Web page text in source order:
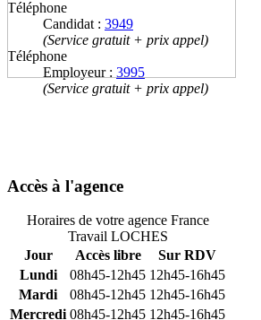
Téléphone
Candidat : 3949
(Service gratuit + prix appel)
Téléphone
Employeur : 3995
(Service gratuit + prix appel)
Accès à l'agence
Horaires de votre agence France
Travail LOCHES
Jour
Accès libre
Sur RDV
Lundi
08h45-12h45 12h45-16h45
Mardi
08h45-12h45 12h45-16h45
Mercredi 08h45-12h45 12h45-16h45